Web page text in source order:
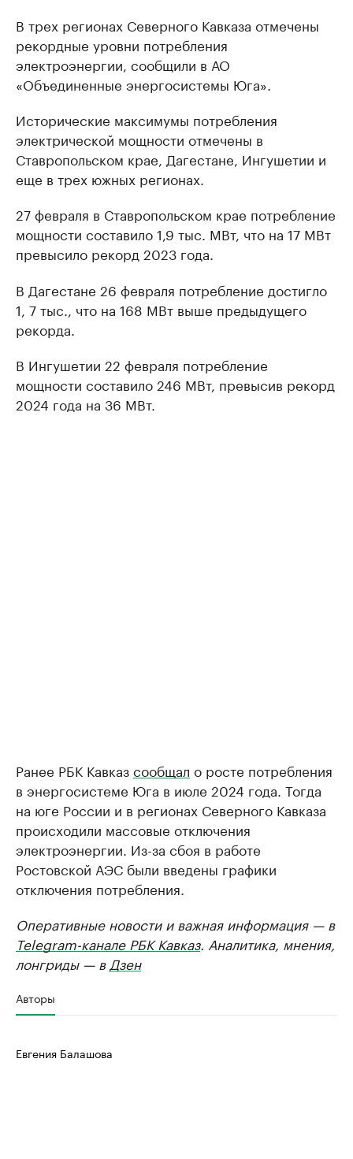
В трех регионах Северного Кавказа отмечены
рекордные уровни потребления
электроэнергии, сообщили в АО
«Объединенные энергосистемы Юга».
Исторические максимумы потребления
электрической мощности отмечены в
Ставропольском крае, Дагестане, Ингушетии и
еще в трех южных регионах.
27 февраля в Ставропольском крае потребление
мощности составило 1,9 тыс. МВт, что на 17 МВт
превысило рекорд 2023 года.
В Дагестане 26 февраля потребление достигло
1, 7 тыс., что на 168 МВт выше предыдущего
рекорда.
В Ингушетии 22 февраля потребление
мощности составило 246 МВт, превысив рекорд
2024 года на 36 МВт.
Ранее РБК Кавказсообщал о росте потребления
в энергосистеме Юга в июле 2024 года. Тогда
на юге России и в регионах Северного Кавказа
происходили массовые отключения
электроэнергии. Из-за сбоя в работе
Ростовской АЭС были введены графики
отключения потребления.
Оперативные новости и важная информация — в
Telegram-канале РБК Кавказ. Аналитика, мнения,
лонгриды — в Дзен
Авторы
Евгения Балашова